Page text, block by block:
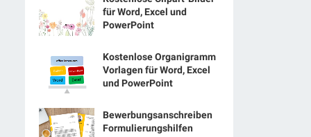
für Word, Excel und
PowerPoint
Kostenlose Organigramm
Vorlagen für Word, Excel
und PowerPoint
Bewerbungsanschreiben
Formulierungshilfen